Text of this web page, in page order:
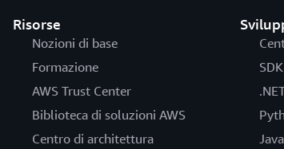
Risorse
Nozioni di base
Formazione
AWS Trust Center
Biblioteca di soluzioni AWS
Centro di architettura